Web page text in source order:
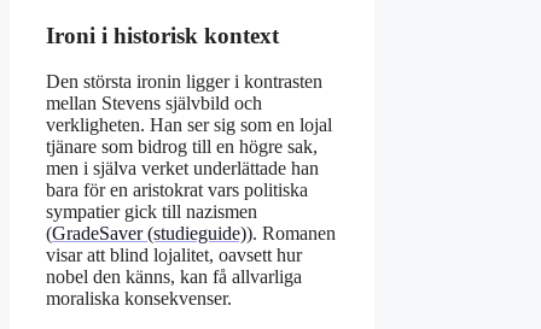
Ironi i historisk kontext
Den största ironin ligger i kontrasten
mellan Stevens självbild och
verkligheten. Han ser sig som en lojal
tjänare som bidrog till en högre sak,
men i själva verket underlättade han
bara för en aristokrat vars politiska
sympatier gick till nazismen
(GradeSaver (studieguide)). Romanen
visar att blind lojalitet, oavsett hur
nobel den känns, kan få allvarliga
moraliska konsekvenser.